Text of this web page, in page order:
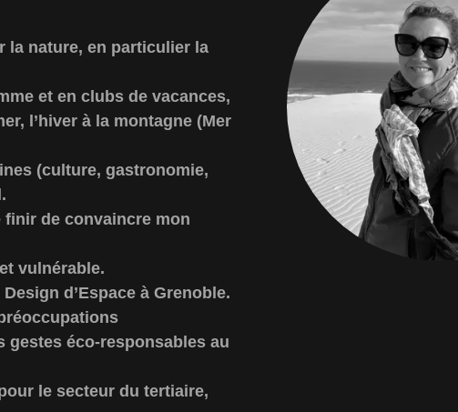
la nature, en particulier la
et en clubs de vacances,
l’hiver à la montagne (Mer
(culture, gastronomie,
de convaincre mon
vulnérable.
d’Espace à Grenoble.
gestes éco-responsables au
le secteur du tertiaire,